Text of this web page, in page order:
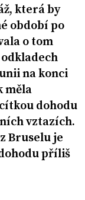
která by
období po
o tom
na konci
měla
dohodu
vztazích.
Bruselu je
příliš